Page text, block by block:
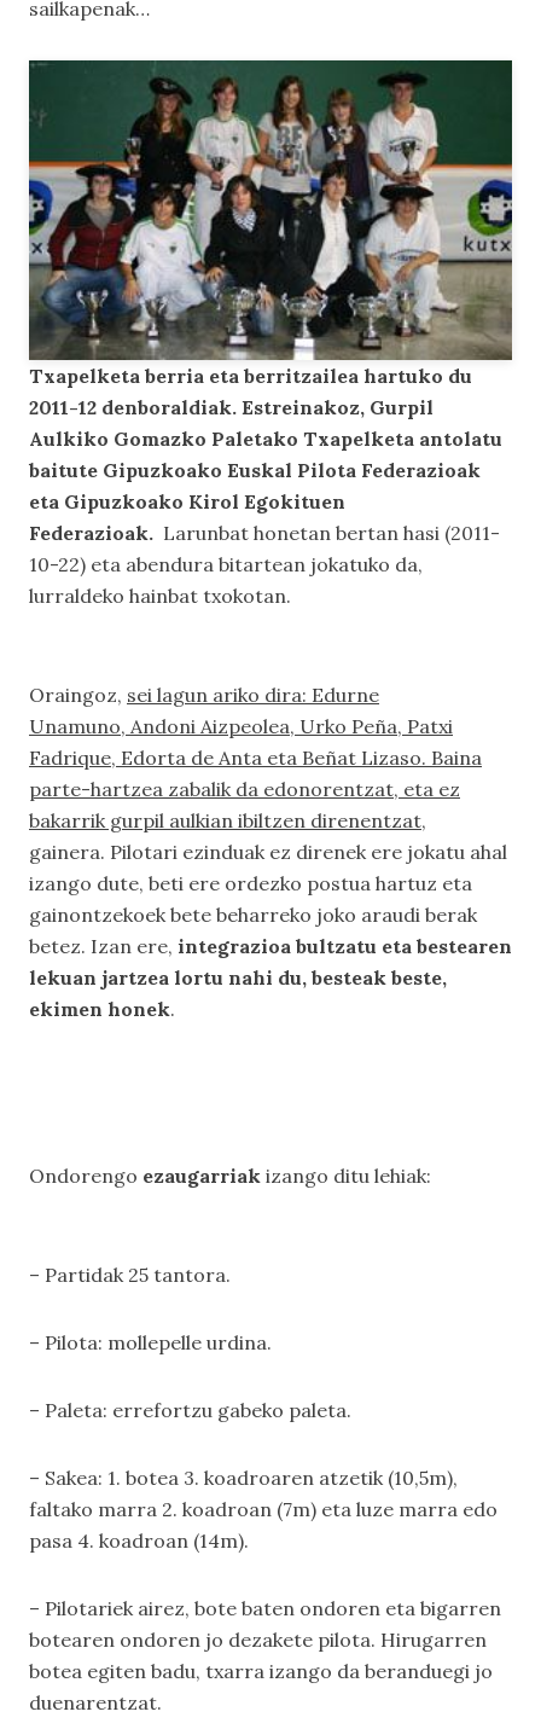
sailkapenak…
Txapelketa berria eta berritzailea hartuko du
2011-12 denboraldiak. Estreinakoz, Gurpil
Aulkiko Gomazko Paletako Txapelketa antolatu
baitute Gipuzkoako Euskal Pilota Federazioak
eta Gipuzkoako Kirol Egokituen
Federazioak. Larunbat honetan bertan hasi (2011-
10-22) eta abendura bitartean jokatuko da,
lurraldeko hainbat txokotan.
Oraingoz, sei lagun ariko dira: Edurne
Unamuno, Andoni Aizpeolea, Urko Peña, Patxi
Fadrique, Edorta de Anta eta Beñat Lizaso. Baina
parte-hartzea zabalik da edonorentzat, eta ez
bakarrik gurpil aulkian ibiltzen direnentzat,
gainera. Pilotari ezinduak ez direnek ere jokatu ahal
izango dute, beti ere ordezko postua hartuz eta
gainontzekoek bete beharreko joko araudi berak
betez. Izan ere, integrazioa bultzatu eta bestearen
lekuan jartzea lortu nahi du, besteak beste,
ekimen honek.
Ondorengo ezaugarriak izango ditu lehiak:
– Partidak 25 tantora.
– Pilota: mollepelle urdina.
– Paleta: errefortzu gabeko paleta.
– Sakea: 1. botea 3. koadroaren atzetik (10,5m),
faltako marra 2. koadroan (7m) eta luze marra edo
pasa 4. koadroan (14m).
– Pilotariek airez, bote baten ondoren eta bigarren
botearen ondoren jo dezakete pilota. Hirugarren
botea egiten badu, txarra izango da beranduegi jo
duenarentzat.